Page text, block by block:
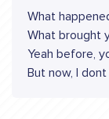
What
What brought
Yeah before,
But now, I